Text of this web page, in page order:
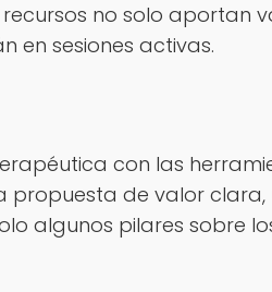
no solo aportan
en sesiones activas.
con las
propuesta de valor
algunos pilares sobre